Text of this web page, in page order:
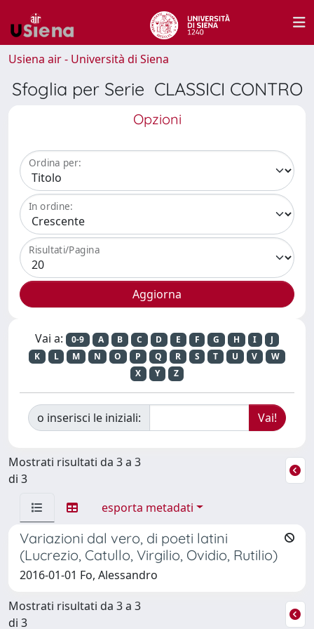
Usiena air - Università di Siena
Sfoglia per Serie CLASSICI CONTRO
Opzioni
Ordina per:
In ordine:
Risultati/Pagina
Vai a: 0-9 A B C D E F G H I
J
K
L M N O P Q R S T U V
W
X
Y Z
o inserisci le iniziali:
Mostrati risultati da 3 a 3
di 3
esporta metadati
Variazioni dal vero, di poeti latini
(Lucrezio, Catullo, Virgilio, Ovidio, Rutilio)
2016-01-01 Fo, Alessandro
Mostrati risultati da 3 a 3
di 3